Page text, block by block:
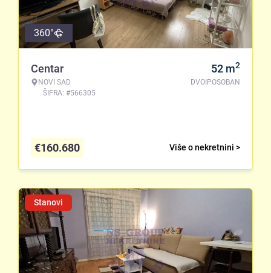
360°
Centar
NOVI SAD
ŠIFRA: #566305
52 m2
DVOIPOSOBAN
Više o nekretnini >
€160.680
Stanovi